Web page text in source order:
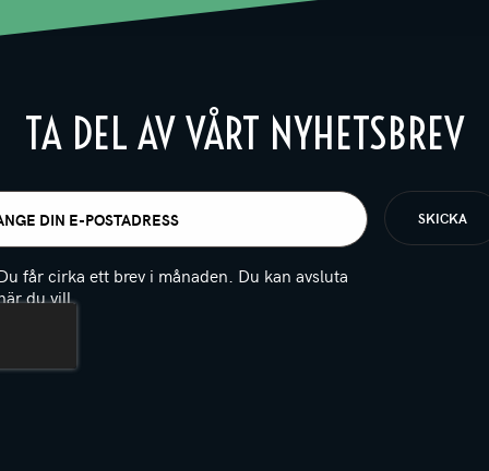
TA DEL AV VÅRT NYHETSBREV
får cirka ett brev i månaden. Du kan avsluta
du vill.